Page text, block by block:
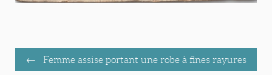
Femme assise portant une robe à fines rayures